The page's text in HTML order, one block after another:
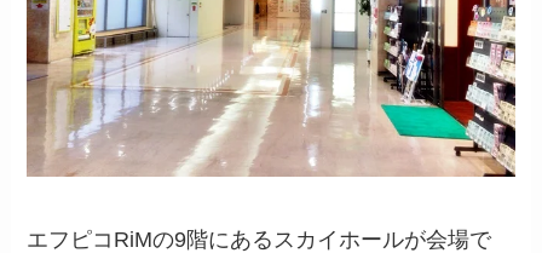
エフピコRiMの9階にあるスカイホールが会場で